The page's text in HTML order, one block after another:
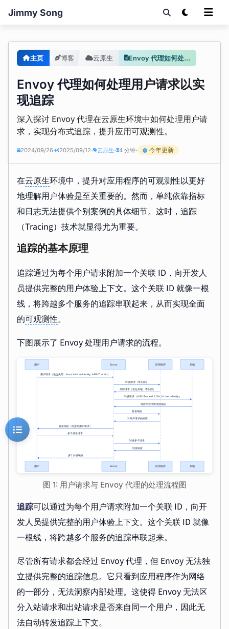
Jimmy Song
主页 博客 云原生 Envoy 代理如何处理用户请求以实现追踪
Envoy 代理如何处理用户请求以实
现追踪
深入探讨 Envoy 代理在云原生环境中如何处理用户请
求，实现分布式追踪，提升应用可观测性。
2024/09/26• 2025/09/12 • 云原生 • 4 分钟• 今年更新
在云原生环境中，提升对应用程序的可观测性以更好
地理解用户体验是至关重要的。然而，单纯依靠指标
和日志无法提供个别案例的具体细节。这时，追踪
（Tracing）技术就显得尤为重要。
追踪的基本原理
追踪通过为每个用户请求附加一个关联 ID，向开发人
员提供完整的用户体验上下文。这个关联 ID 就像一根
线，将跨越多个服务的追踪串联起来，从而实现全面
的可观测性。
下图展示了 Envoy 处理用户请求的流程。
图 1: 用户请求与 Envoy 代理的处理流程图
追踪可以通过为每个用户请求附加一个关联 ID，向开
发人员提供完整的用户体验上下文。这个关联 ID 就像
一根线，将跨越多个服务的追踪串联起来。
尽管所有请求都会经过 Envoy 代理，但 Envoy 无法独
立提供完整的追踪信息。它只看到应用程序作为网络
的一部分，无法洞察内部处理。这使得 Envoy 无法区
分入站请求和出站请求是否来自同一个用户，因此无
法自动转发追踪上下文。